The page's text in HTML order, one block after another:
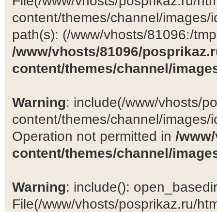
content/themes/channel/
path(s): (/www/vhosts/81096:/
/www/vhosts/81096/
content/themes/channel/
Warning: include(/www/vhosts/
content/themes/channel/
Operation not permitted in /
content/themes/channel/
Warning: include():
File(/www/vhosts/posprikaz.ru/